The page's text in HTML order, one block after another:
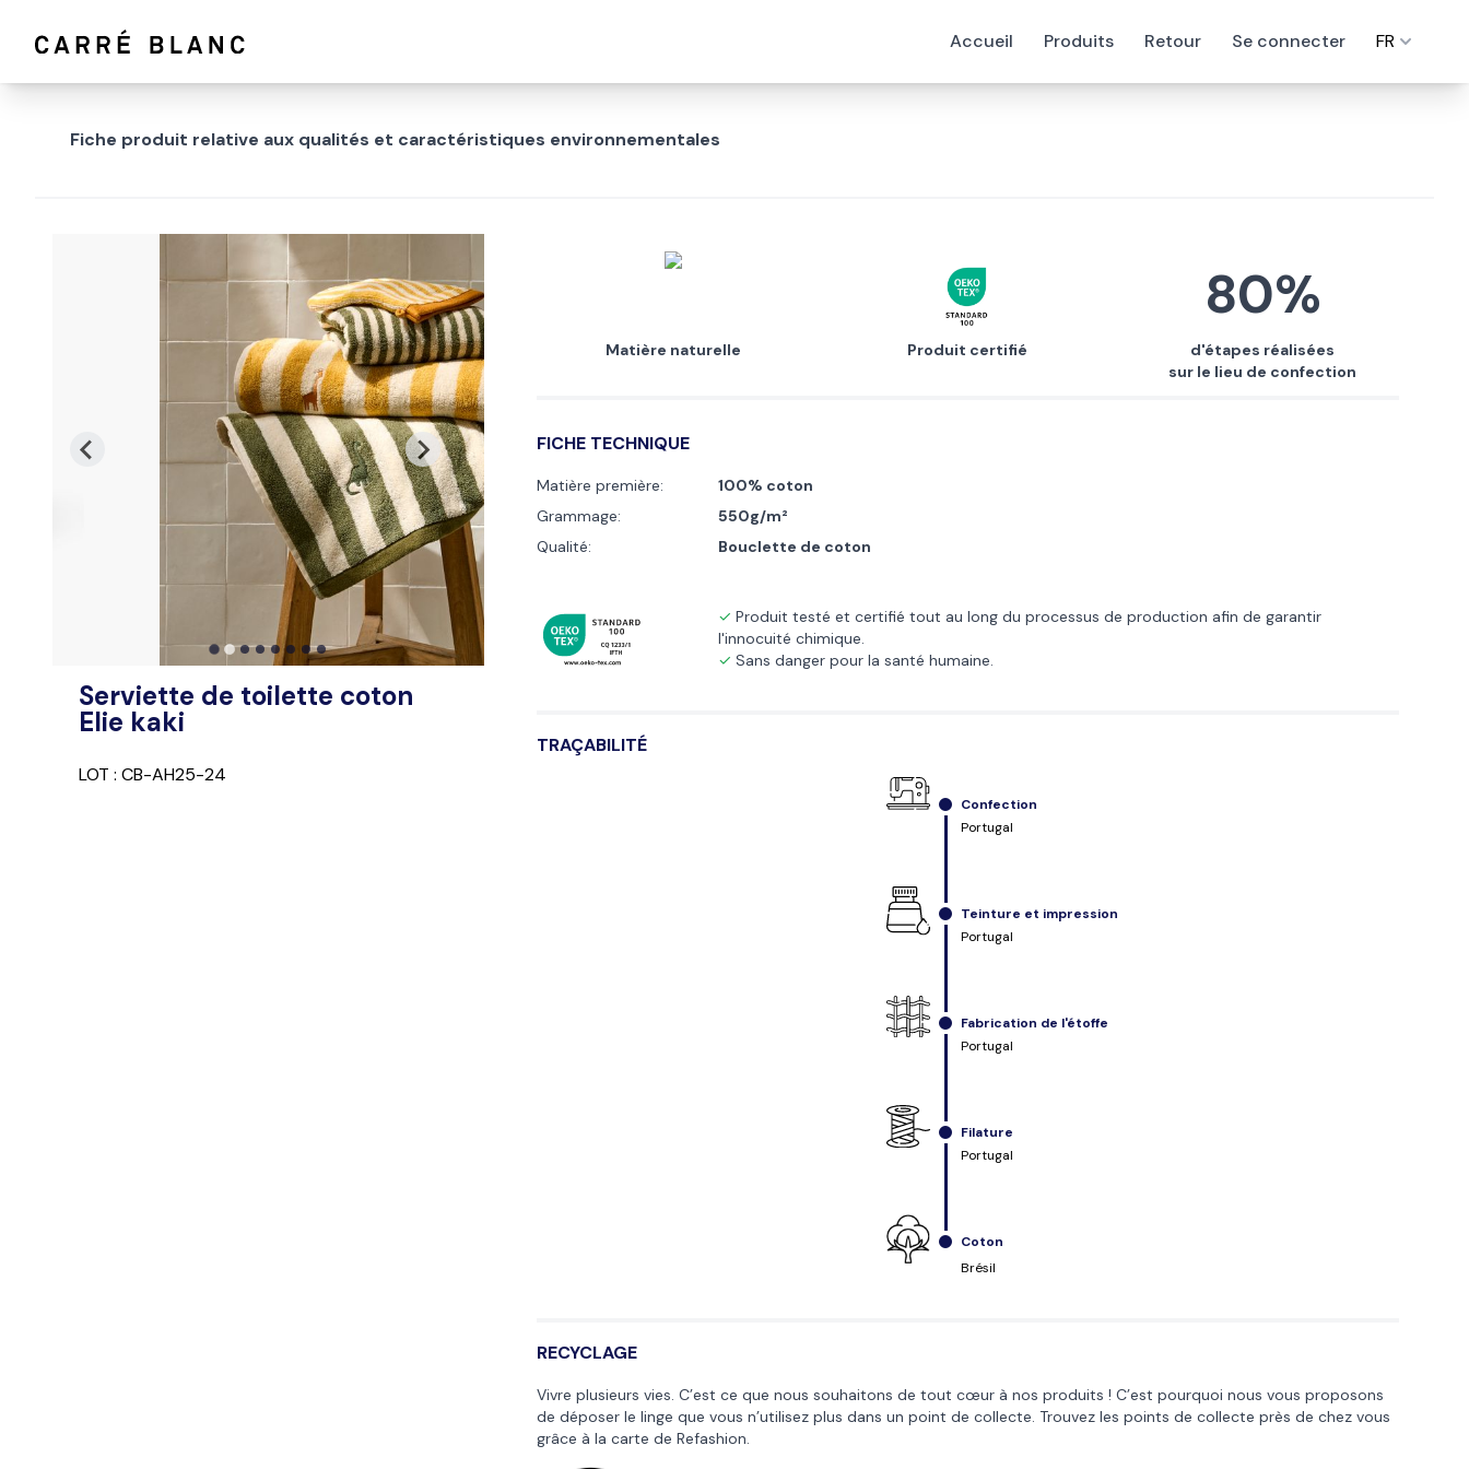
Accueil Produits Retour Se connecter FR
Fiche produit relative aux qualités et caractéristiques environnementales
Serviette de toilette coton
Elie kaki
LOT : CB-AH25-24
Matière naturelle Produit certifié
80%
d'étapes réalisées
sur le lieu de confection
FICHE TECHNIQUE
Matière première:
100% coton
Grammage:
550g/m²
Qualité:
Bouclette de coton
Produit testé et certifié tout au long du processus de production afin de garantir
l'innocuité chimique.
Sans danger pour la santé humaine.
TRAÇABILITÉ
Confection
Portugal
Teinture et impression
Portugal
Fabrication de l'étoffe
Portugal
Filature
Portugal
Coton
Brésil
RECYCLAGE
Vivre plusieurs vies. C’est ce que nous souhaitons de tout cœur à nos produits ! C’est pourquoi nous vous proposons
de déposer le linge que vous n’utilisez plus dans un point de collecte. Trouvez les points de collecte près de chez vous
grâce à la carte de Refashion.